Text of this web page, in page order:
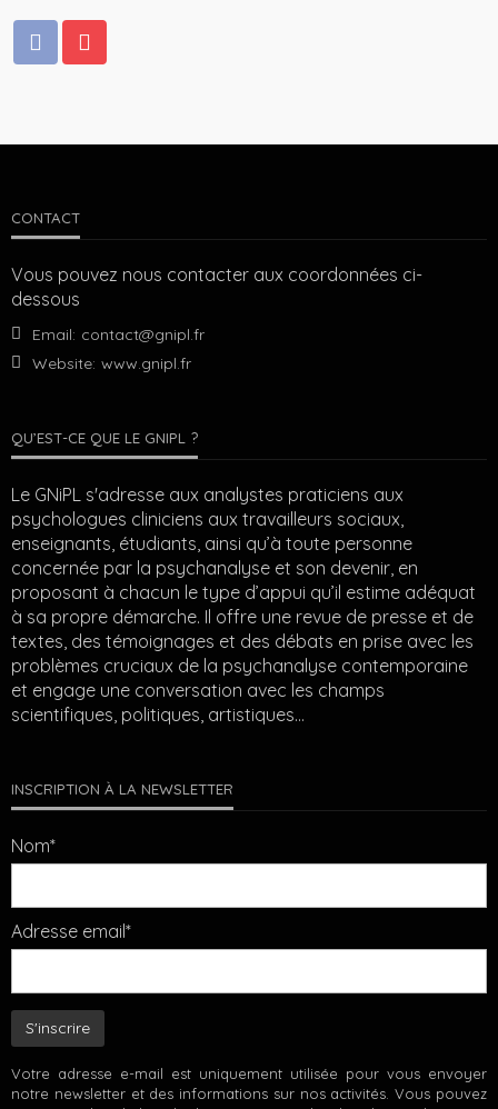
CONTACT
Vous pouvez nous contacter aux coordonnées ci-
dessous
Email: contact@gnipl.fr
Website: www.gnipl.fr
QU’EST-CE QUE LE GNIPL ?
Le GNiPL s'adresse aux analystes praticiens aux
psychologues cliniciens aux travailleurs sociaux,
enseignants, étudiants, ainsi qu’à toute personne
concernée par la psychanalyse et son devenir, en
proposant à chacun le type d’appui qu’il estime adéquat
à sa propre démarche. Il offre une revue de presse et de
textes, des témoignages et des débats en prise avec les
problèmes cruciaux de la psychanalyse contemporaine
et engage une conversation avec les champs
scientifiques, politiques, artistiques…
INSCRIPTION À LA NEWSLETTER
Nom*
Adresse email*
Votre adresse e-mail est uniquement utilisée pour vous envoyer
notre newsletter et des informations sur nos activités. Vous pouvez